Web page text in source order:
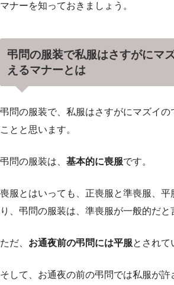
マナーを知っておきましょう。
弔問の服装で私服はさすがにマ
えるマナーとは
弔問の服装で、私服はさすがにマズイの
ことと思います。
弔問の服装は、 基本的に喪服です。
喪服とはいっても、正喪服と準喪服、平
り、弔問の服装は、準喪服が一般的だと
ただ、 お通夜前の弔問には平服とされて
そして、お通夜の前の弔問では私服が許